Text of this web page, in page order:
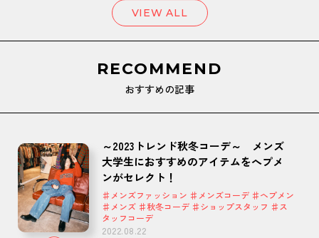
VIEW ALL
RECOMMEND
おすすめの記事
～2023トレンド秋冬コーデ～ メンズ
大学生におすすめのアイテムをへプメ
ンがセレクト！
♯メンズファッション ♯メンズコーデ ♯ヘプメン
♯メンズ ♯秋冬コーデ ♯ショップスタッフ ♯ス
タッフコーデ
2022.08.22